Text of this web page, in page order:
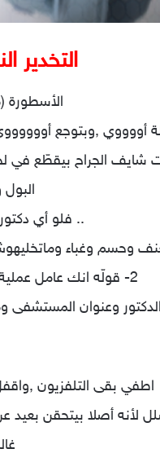
التخدير
الأسطورة
أووووي ,وبتوجع
الجراح بيقطّع في
.. فلو أي
2- قولّه انك عامل عملية في ضهرك ..هيخاف ويتقي الله ويمكن يشهر اسلامه
اطفي بقى التلفزيون
لأنه أصلا بيتحقن بعيد